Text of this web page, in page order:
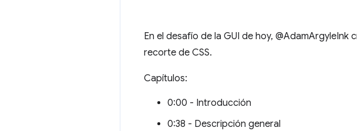
En el desafío de la GUI de hoy,
recorte de CSS.
Capítulos:
0:00 - Introducción
0:38 - Descripción general